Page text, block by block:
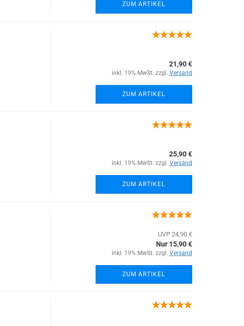
ZUM ARTIKEL
21,90 €
inkl. 19% MwSt. zzgl. Versand
ZUM ARTIKEL
25,90 €
inkl. 19% MwSt. zzgl. Versand
ZUM ARTIKEL
UVP 24,90 €
Nur 15,90 €
inkl. 19% MwSt. zzgl. Versand
ZUM ARTIKEL